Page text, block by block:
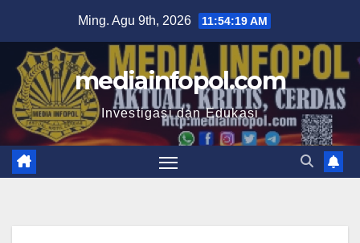
content
Ming. Agu 9th, 2026 11:54:20 AM
mediainfopol.com
Investigasi dan Edukasi